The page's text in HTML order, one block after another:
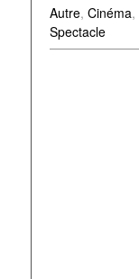
Autre, Cinéma,
Spectacle